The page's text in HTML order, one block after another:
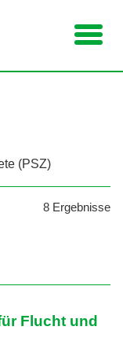
Navigation
(PSZ)
8 Ergebnisse
Flucht und